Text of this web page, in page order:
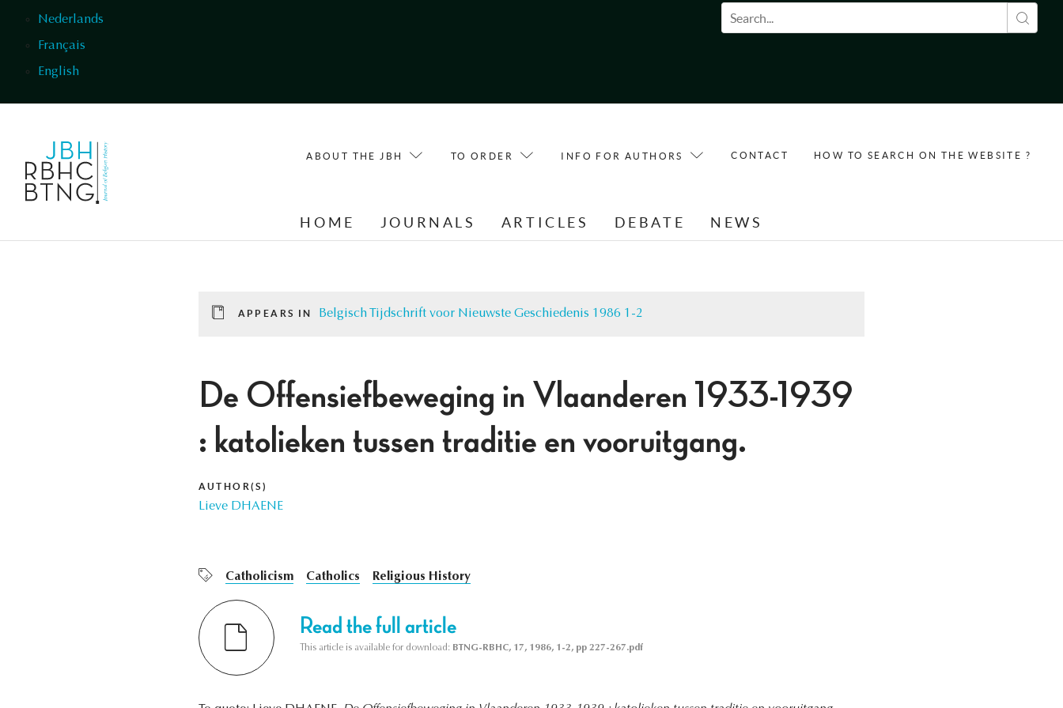
Nederlands
Français
English
Search form
ABOUT THE JBH TO ORDER INFO FOR AUTHORS CONTACT HOW TO SEARCH ON THE WEBSITE ?
HOME JOURNALS ARTICLES DEBATE NEWS
APPEARS IN Belgisch Tijdschrift voor Nieuwste Geschiedenis 1986 1-2
De Offensiefbeweging in Vlaanderen 1933-1939
: katolieken tussen traditie en vooruitgang.
AUTHOR(S)
Lieve DHAENE
Catholicism Catholics Religious History
Read the full article
This article is available for download: BTNG-RBHC, 17, 1986, 1-2, pp 227-267.pdf